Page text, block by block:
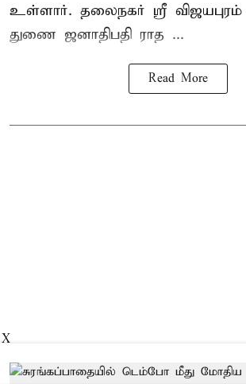
உள்ளார். தலைநகர் ஸ்ரீ
துணை ஜனாதிபதி ராத ...
Read More
X